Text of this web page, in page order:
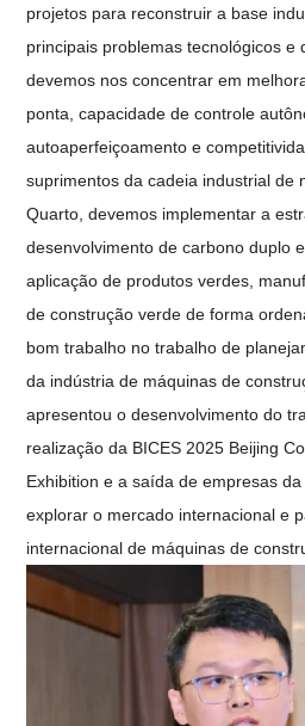
projetos para reconstruir a base
principais problemas tecnológicos e
devemos nos concentrar em
ponta, capacidade de controle
autoaperfeiçoamento e
suprimentos da cadeia industrial de
Quarto, devemos implementar a
desenvolvimento de carbono duplo
aplicação de produtos verdes,
de construção verde de forma
bom trabalho no trabalho de
da indústria de máquinas de
apresentou o desenvolvimento do
realização da BICES 2025 Beijing
Exhibition e a saída de empresas
explorar o mercado internacional e
internacional de máquinas de